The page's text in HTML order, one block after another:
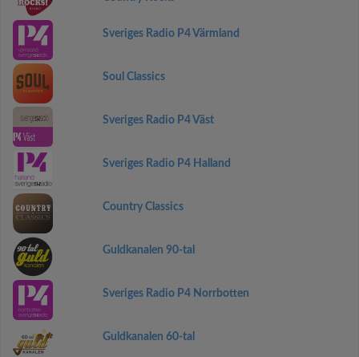
Sveriges Radio P4 Värmland
Soul Classics
Sveriges Radio P4 Väst
Sveriges Radio P4 Halland
Country Classics
Guldkanalen 90-tal
Sveriges Radio P4 Norrbotten
Guldkanalen 60-tal